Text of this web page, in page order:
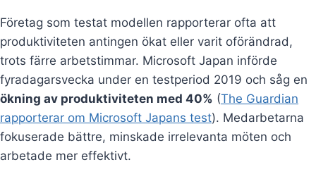
Företag som testat modellen rapporterar ofta att
produktiviteten antingen ökat eller varit oförändrad,
trots färre arbetstimmar. Microsoft Japan införde
fyradagarsvecka under en testperiod 2019 och såg en
ökning av produktiviteten med 40% (The Guardian
rapporterar om Microsoft Japans test). Medarbetarna
fokuserade bättre, minskade irrelevanta möten och
arbetade mer effektivt.